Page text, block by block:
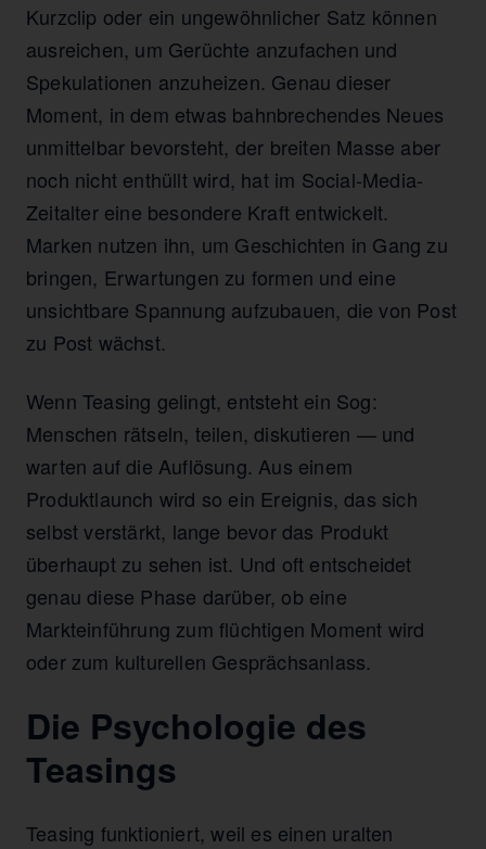
Kurzclip oder ein ungewöhnlicher Satz können
ausreichen, um Gerüchte anzufachen und
Spekulationen anzuheizen. Genau dieser
Moment, in dem etwas bahnbrechendes Neues
unmittelbar bevorsteht, der breiten Masse aber
noch nicht enthüllt wird, hat im Social-Media-
Zeitalter eine besondere Kraft entwickelt.
Marken nutzen ihn, um Geschichten in Gang zu
bringen, Erwartungen zu formen und eine
unsichtbare Spannung aufzubauen, die von Post
zu Post wächst.
Wenn Teasing gelingt, entsteht ein Sog:
Menschen rätseln, teilen, diskutieren — und
warten auf die Auflösung. Aus einem
Produktlaunch wird so ein Ereignis, das sich
selbst verstärkt, lange bevor das Produkt
überhaupt zu sehen ist. Und oft entscheidet
genau diese Phase darüber, ob eine
Markteinführung zum flüchtigen Moment wird
oder zum kulturellen Gesprächsanlass.
Die Psychologie des
Teasings
Teasing funktioniert, weil es einen uralten